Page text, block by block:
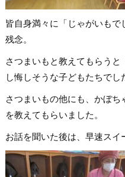
皆自身満々に「じゃがいも
残念。
さつまいもと教えてもらう
し悔しそうな子どもたちでし
さつまいもの他にも、かぼ
を教えてもらいました。
お話を聞いた後は、早速スイ